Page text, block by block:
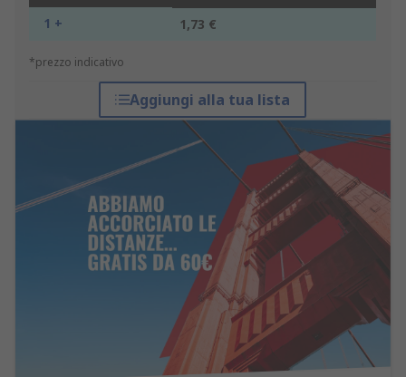
1 + 1,73 €
*prezzo indicativo
Aggiungi alla tua lista